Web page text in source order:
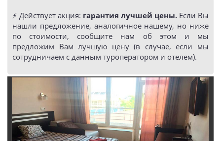
⚡️ Действует акция: гарантия лучшей цены. Если Вы
нашли предложение, аналогичное нашему, но ниже
по стоимости, сообщите нам об этом и мы
предложим Вам лучшую цену (в случае, если мы
сотрудничаем с данным туроператором и отелем).